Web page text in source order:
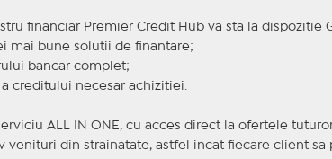
financiar Premier Credit Hub va sta la dispozitie
mai bune solutii de finantare;
bancar complet;
creditului necesar achizitiei.
ALL IN ONE, cu acces direct la ofertele
venituri din strainatate, astfel incat fiecare client sa